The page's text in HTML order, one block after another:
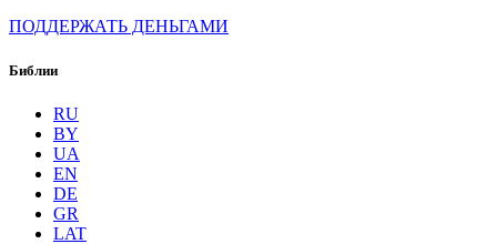
ПОДДЕРЖАТЬ ДЕНЬГАМИ
Библии
RU
BY
UA
EN
DE
GR
LAT